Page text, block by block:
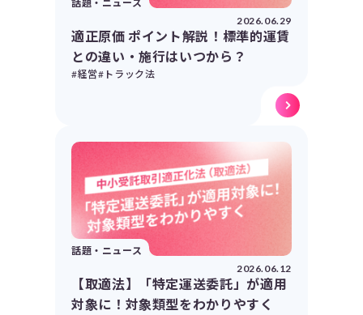
話題・ニュース
2026.06.29
適正原価 ポイント解説！標準的運賃
との違い・施行はいつから？
#経営#トラック法
話題・ニュース
2026.06.12
【取適法】「特定運送委託」が適用
対象に！対象類型をわかりやすく